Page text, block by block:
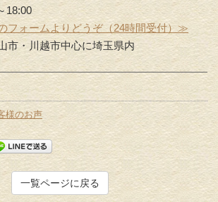
18:00
フォームよりどうぞ（24時間受付）≫
市・川越市中心に埼玉県内
様のお声
一覧ページに戻る